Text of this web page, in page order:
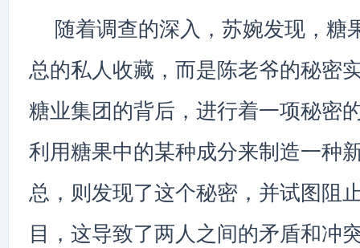
随着调查的深入，苏婉发现，糖
总的私人收藏，而是陈老爷的秘密
糖业集团的背后，进行着一项秘密
利用糖果中的某种成分来制造一种
总，则发现了这个秘密，并试图阻
目，这导致了两人之间的矛盾和冲